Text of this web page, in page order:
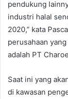
pendukung
industri halal
2020,” kata
perusahaan
adalah PT
Saat ini yang
di kawasan